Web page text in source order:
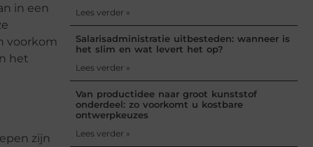
in een
voorkom
het
zijn
Lees verder »
Salarisadministratie uitbesteden: wanneer is
het slim en wat levert het op?
Lees verder »
Van productidee naar groot kunststof
onderdeel: zo voorkomt u kostbare
ontwerpkeuzes
Lees verder »